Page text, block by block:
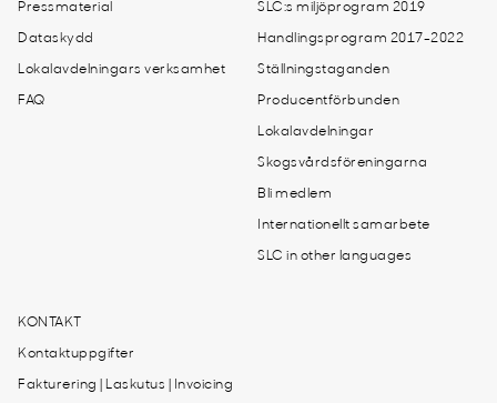
Pressmaterial
Dataskydd
Lokalavdelningars verksamhet
FAQ
SLC:s miljöprogram 2019
Handlingsprogram 2017-2022
Ställningstaganden
Producentförbunden
Lokalavdelningar
Skogsvårdsföreningarna
Bli medlem
Internationellt samarbete
SLC in other languages
KONTAKT
Kontaktuppgifter
Fakturering | Laskutus | Invoicing